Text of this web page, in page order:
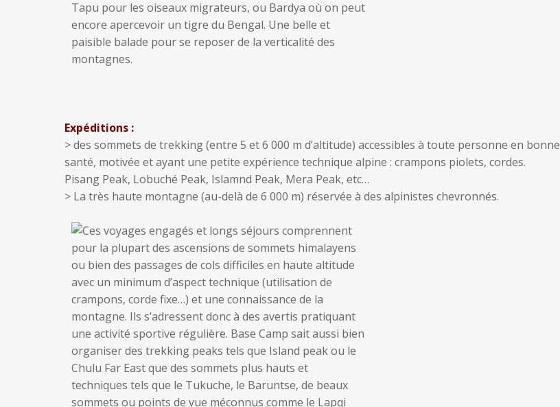
Expéditions :
> des sommets de trekking (entre 5 et 6 000 m d’altitude) accessibles à toute personne en bonne
santé, motivée et ayant une petite expérience technique alpine : crampons piolets, cordes.
Pisang Peak, Lobuché Peak, Islamnd Peak, Mera Peak, etc…
> La très haute montagne (au-delà de 6 000 m) réservée à des alpinistes chevronnés.